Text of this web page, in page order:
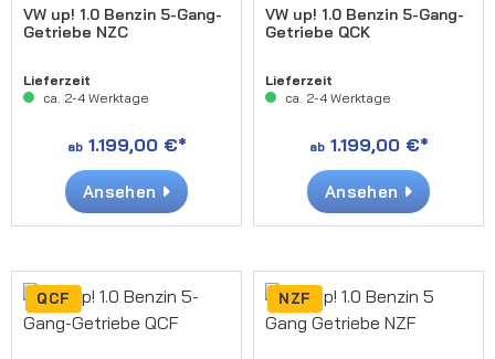
VW up! 1.0 Benzin 5-Gang-
Getriebe NZC
Lieferzeit
ca. 2-4 Werktage
ab1.199,00 €*
Ansehen
VW up! 1.0 Benzin 5-Gang-
Getriebe QCK
Lieferzeit
ca. 2-4 Werktage
ab1.199,00 €*
Ansehen
QCF NZF